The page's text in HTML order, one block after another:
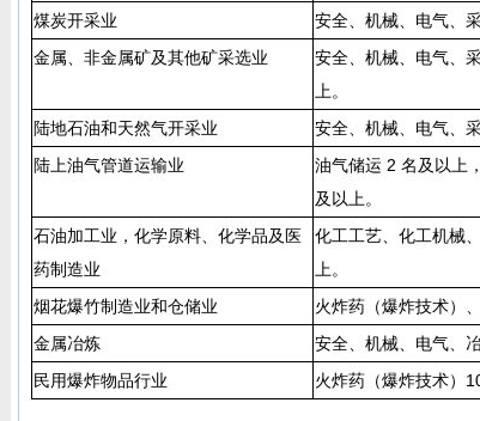
煤炭开采业
安全、机械、电气、
金属、非金属矿及其他矿采选业
安全、机械、电气、
上。
陆地石油和天然气开采业
安全、机械、电气、
陆上油气管道运输业
油气储运 2 名及以上
及以上。
石油加工业，化学原料、化学品及医
药制造业
化工工艺、化工机械
上。
烟花爆竹制造业和仓储业
火炸药（爆炸技术）
金属冶炼
安全、机械、电气、
民用爆炸物品行业
火炸药（爆炸技术）